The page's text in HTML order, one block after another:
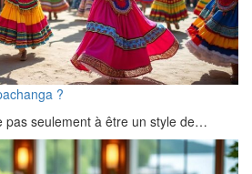
?
pas seulement à être un style de…